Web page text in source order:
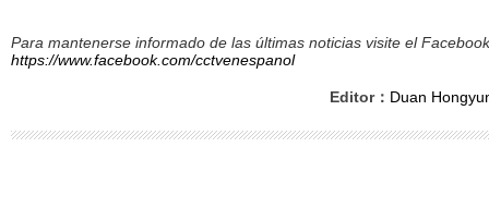
Para mantenerse informado de las últimas noticias visite el
https://www.facebook.com/cctvenespanol
Editor： Duan